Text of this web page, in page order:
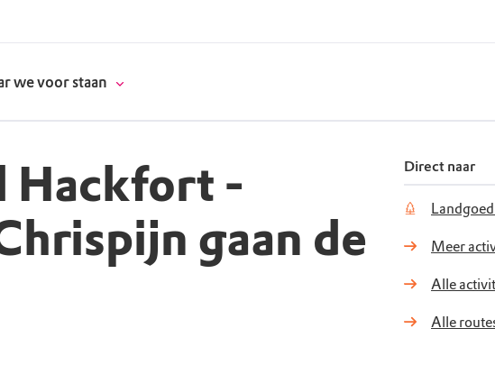
we voor staan
Hackfort -
gaan de
Direct naar
Meer
Alle
Alle